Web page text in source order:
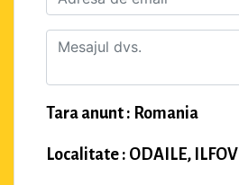
Tara anunt : Romania
Localitate : ODAILE, ILFOV